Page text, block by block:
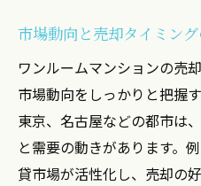
大阪から東京ワンルー
東京の成功例が示
大阪での投資成功
東京と大阪の市場
成功者が実践する
市場動向と売却タイミン
ワンルームマンションの売
市場動向をしっかりと把握
東京、名古屋などの都市は
と需要の動きがあります。
貸市場が活性化し、売却の